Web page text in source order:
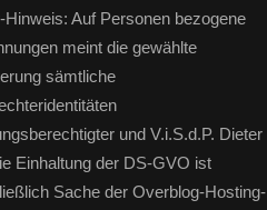
Hinweis: Auf Personen bezogene
meint die gewählte
sämtliche
und V.i.S.d.P. Dieter
Einhaltung der DS-GVO ist
Sache der Overblog-Hosting-